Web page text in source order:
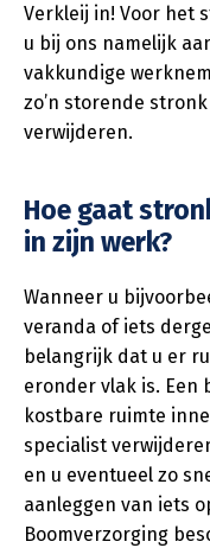
Verkleij in! Voor het
u bij ons namelijk
vakkundige
zo’n storende
verwijderen.
Hoe gaat
in zijn werk?
Wanneer u
veranda of iets
belangrijk dat u er
eronder vlak is. Een
kostbare ruimte
specialist
en u eventueel zo
aanleggen van iets
Boomverzorging